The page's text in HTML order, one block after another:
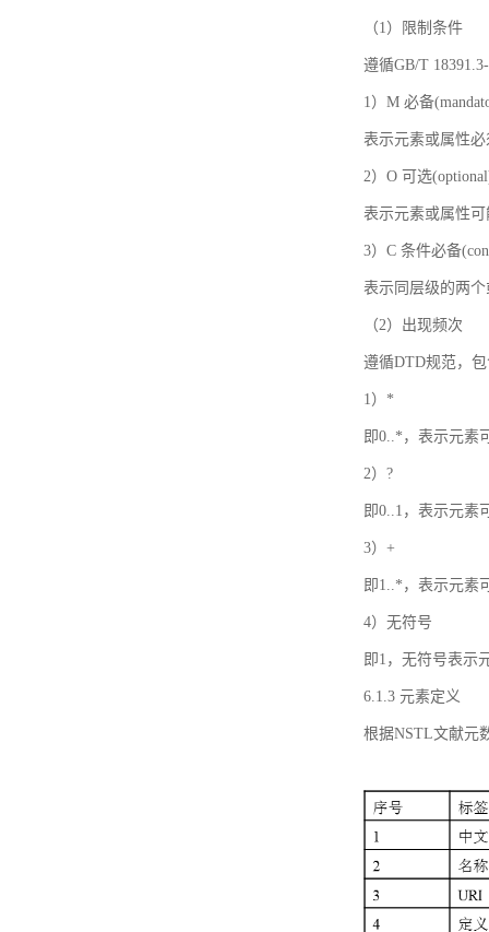
（1）限制条件
遵循GB/T
1）M 必备
表示元素或属性
2）O 可选
表示元素或属性
3）C 条件必备
表示同层级的两
（2）出现频次
遵循DTD规范，
1）*
即0..*，表示元素
2）?
即0..1，表示元素
3）+
即1..*，表示元素
4）无符号
即1，无符号表示
6.1.3 元素定义
根据NSTL文献元